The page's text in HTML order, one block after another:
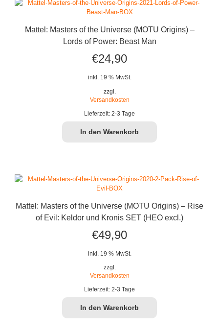
Mattel: Masters of the Universe (MOTU Origins) –
Lords of Power: Beast Man
€24,90
inkl. 19 % MwSt.
zzgl.
Versandkosten
Lieferzeit: 2-3 Tage
In den Warenkorb
Mattel: Masters of the Universe (MOTU Origins) – Rise
of Evil: Keldor und Kronis SET (HEO excl.)
€49,90
inkl. 19 % MwSt.
zzgl.
Versandkosten
Lieferzeit: 2-3 Tage
In den Warenkorb